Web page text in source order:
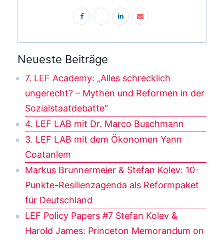
Neueste Beiträge
7. LEF Academy: „Alles schrecklich
ungerecht? – Mythen und Reformen in der
Sozialstaatdebatte“
4. LEF LAB mit Dr. Marco Buschmann
3. LEF LAB mit dem Ökonomen Yann
Coatanlem
Markus Brunnermeier & Stefan Kolev: 10-
Punkte-Resilienzagenda als Reformpaket
für Deutschland
LEF Policy Papers #7 Stefan Kolev &
Harold James: Princeton Memorandum on